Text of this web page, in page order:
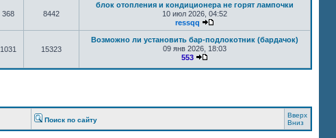
368 8442
блок отопления и кондиционера не горят лампочки
10 июл 2026, 04:52
ressqq
1031 15323
Возможно ли установить бар-подлокотник (бардачок)
09 янв 2026, 18:03
553
Поиск по сайту
Вверх
Вниз